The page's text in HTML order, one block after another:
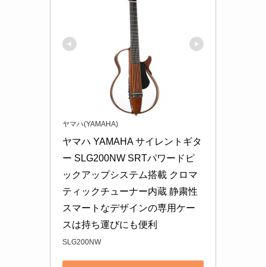
ヤマハ(YAMAHA)
ヤマハ YAMAHA サイレントギタ
ー SLG200NW SRTパワードピ
ックアップシステム搭載 クロマ
ティックチューナー内蔵 静粛性
スマートなデザインの専用ケー
スは持ち運びにも便利
SLG200NW